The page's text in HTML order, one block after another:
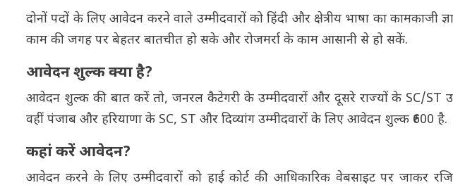
दोनों पदों के लिए आवेदन करने वाले उम्मीदवारों को हिंदी और क्षेत्रीय भाषा का कामकाजी
काम की जगह पर बेहतर बातचीत हो सके और रोजमर्रा के काम आसानी से हो सकें.
आवेदन शुल्क क्या है?
आवेदन शुल्क की बात करें तो, जनरल कैटेगरी के उम्मीदवारों और दूसरे राज्यों के SC/ST
वहीं पंजाब और हरियाणा के SC, ST और दिव्यांग उम्मीदवारों के लिए आवेदन शुल्क ₹600 है.
कहां करें आवेदन?
आवेदन करने के लिए उम्मीदवारों को हाई कोर्ट की आधिकारिक वेबसाइट पर जाकर